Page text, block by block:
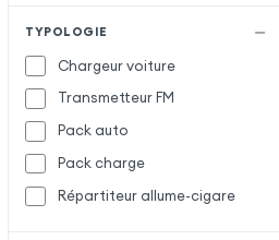
TYPOLOGIE
Chargeur voiture
Transmetteur FM
Pack auto
Pack charge
Répartiteur allume-cigare